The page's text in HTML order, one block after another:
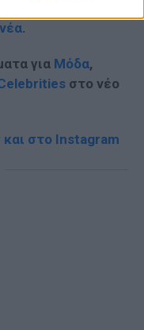
.
για Μόδα,
στο νέο
στο Instagram